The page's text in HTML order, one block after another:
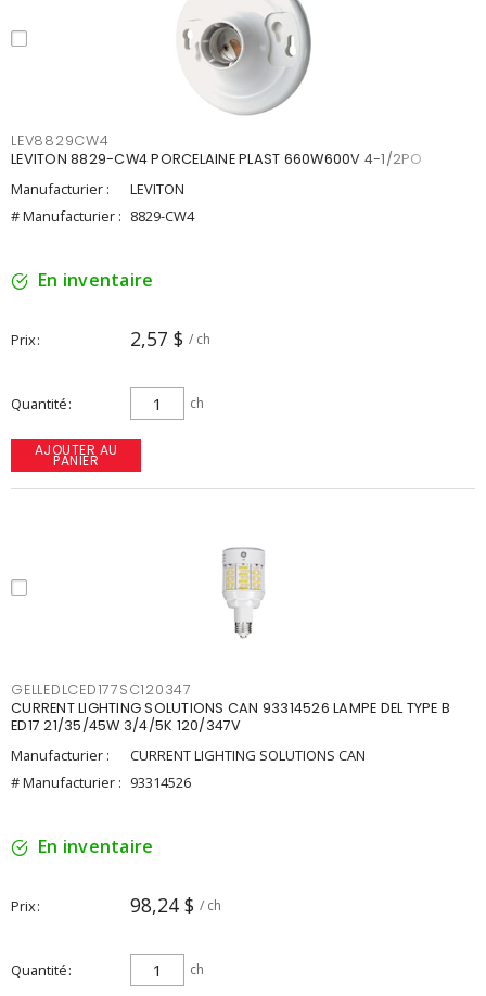
LEV8829CW4
LEVITON 8829-CW4 PORCELAINE PLAST 660W600V 4-1/2PO
Manufacturier :
LEVITON
# Manufacturier : 8829-CW4
En inventaire
Prix 2,57 $ / ch
Quantité ch
AJOUTER AU
PANIER
GELLEDLCED177SC120347
CURRENT LIGHTING SOLUTIONS CAN 93314526 LAMPE DEL TYPE B
ED17 21/35/45W 3/4/5K 120/347V
Manufacturier :
CURRENT LIGHTING SOLUTIONS CAN
# Manufacturier : 93314526
En inventaire
Prix 98,24 $ / ch
Quantité ch